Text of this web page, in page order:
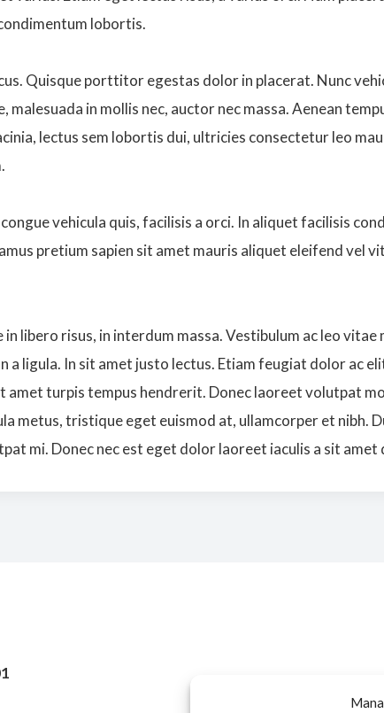
lobortis.
Quisque porttitor egestas dolor in placerat. Nunc
in mollis nec, auctor nec massa. Aenean
lectus sem lobortis dui, ultricies consectetur leo
vehicula quis, facilisis a orci. In aliquet facilisis
pretium sapien sit amet mauris aliquet eleifend vel
libero risus, in interdum massa. Vestibulum ac leo
a ligula. In sit amet justo lectus. Etiam feugiat dolor ac
turpis tempus hendrerit. Donec laoreet volutpat
metus, tristique eget euismod at, ullamcorper et nibh.
mi. Donec nec est eget dolor laoreet iaculis a sit amet